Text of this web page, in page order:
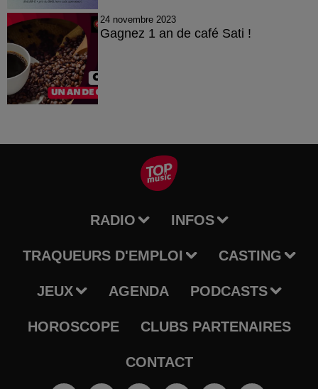
24 novembre 2023
Gagnez 1 an de café Sati !
RADIO INFOS
TRAQUEURS D'EMPLOI CASTING
JEUX AGENDA PODCASTS
HOROSCOPE CLUBS PARTENAIRES
CONTACT